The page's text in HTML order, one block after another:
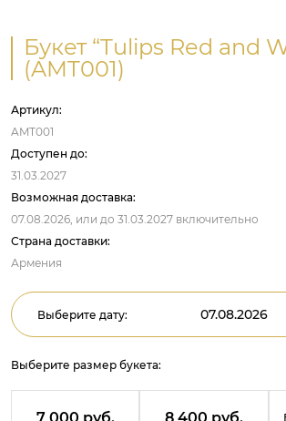
Букет “Tulips Red and
(AMT001)
Артикул:
AMT001
Доступен до:
31.03.2027
Возможная доставка:
07.08.2026, или до 31.03.2027 включительно
Страна доставки:
Армения
Выберите дату:
Выберите размер букета: